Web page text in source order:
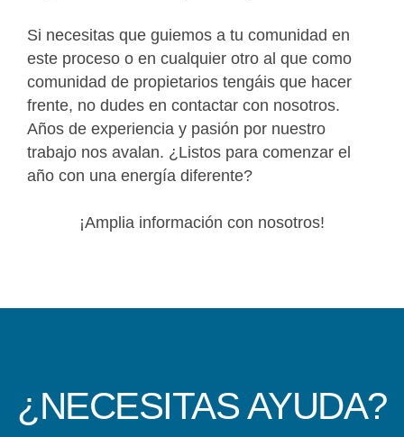
Si necesitas que guiemos a tu comunidad en
este proceso o en cualquier otro al que como
comunidad de propietarios tengáis que hacer
frente, no dudes en contactar con nosotros.
Años de experiencia y pasión por nuestro
trabajo nos avalan. ¿Listos para comenzar el
año con una energía diferente?
¡Amplia información con nosotros!
¿NECESITAS AYUDA?